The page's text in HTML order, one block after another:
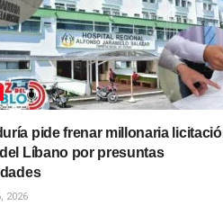
pide frenar millonaria
Líbano por presuntas
2026